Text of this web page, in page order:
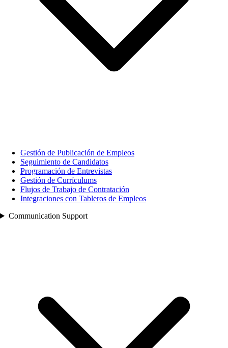
Gestión de Publicación de Empleos
Seguimiento de Candidatos
Programación de Entrevistas
Gestión de Currículums
Flujos de Trabajo de Contratación
Integraciones con Tableros de Empleos
Communication Support